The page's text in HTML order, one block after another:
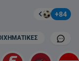
+84
Mobile